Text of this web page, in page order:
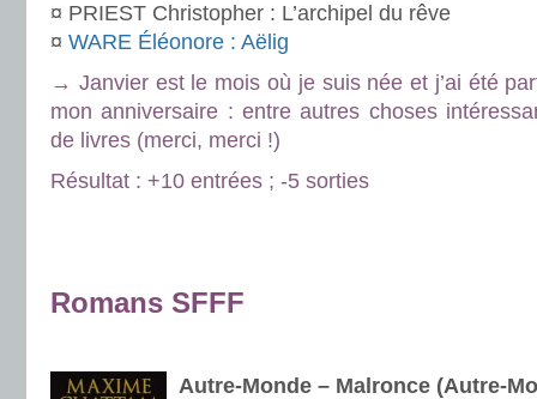
¤ PRIEST Christopher : L’archipel du rêve
¤ WARE Éléonore : Aëlig
→ Janvier est le mois où je suis née et j’ai été
mon anniversaire : entre autres choses
de livres (merci, merci !)
Résultat : +10 entrées ; -5 sorties
Romans SFFF
Autre-Monde – Malronce (Autre-